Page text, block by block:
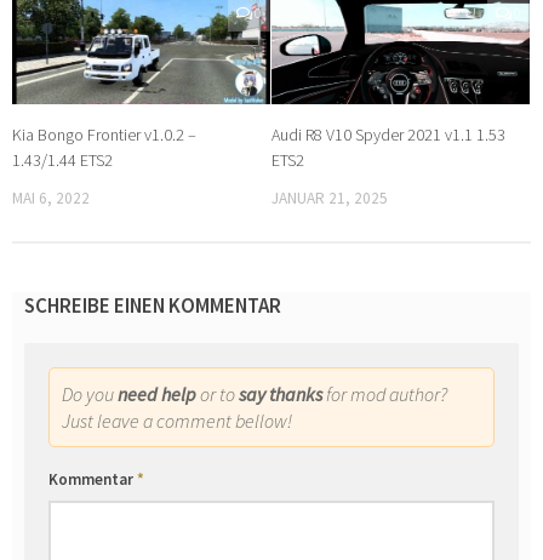
0
Kia Bongo Frontier v1.0.2 –
1.43/1.44 ETS2
MAI 6, 2022
Audi R8 V10 Spyder 2021 v1.1 1.53
ETS2
JANUAR 21, 2025
SCHREIBE EINEN KOMMENTAR
Do youneed helpor tosay thanksfor mod author?
Just leave a comment bellow!
Kommentar*